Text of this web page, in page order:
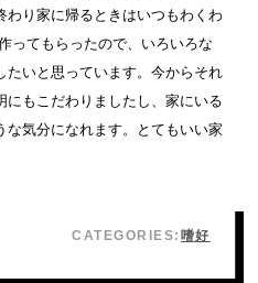
わり家に帰るときはいつもわくわ
ってもらったので、いろいろな
たいと思っています。今からそれ
もこだわりましたし、家にいる
な気分になれます。とてもいい家
CATEGORIES: 嗜好